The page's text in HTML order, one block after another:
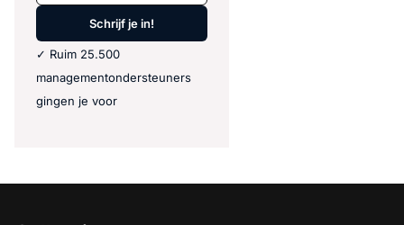
Schrijf je in!
✓ Ruim 25.500
managementondersteuners
gingen je voor